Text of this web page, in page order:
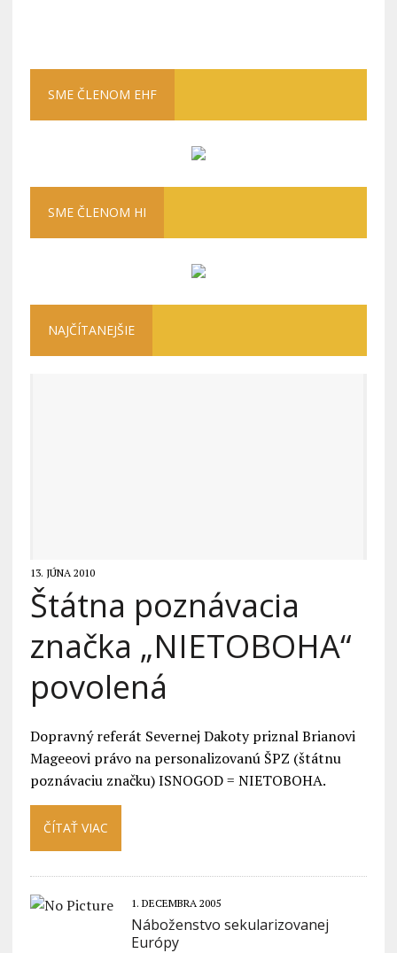
SME ČLENOM EHF
SME ČLENOM HI
NAJČÍTANEJŠIE
13. JÚNA 2010
Štátna poznávacia
značka „NIETOBOHA“
povolená
Dopravný referát Severnej Dakoty priznal Brianovi
Mageeovi právo na personalizovanú ŠPZ (štátnu
poznávaciu značku) ISNOGOD = NIETOBOHA.
ČÍTAŤ VIAC
1. DECEMBRA 2005
Náboženstvo sekularizovanej
Európy